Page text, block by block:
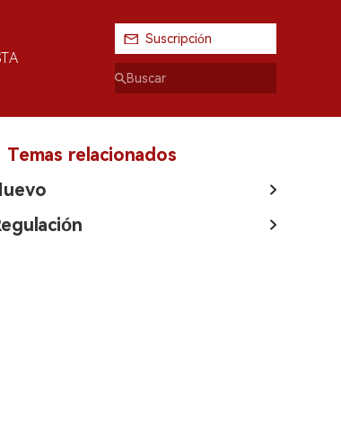
Suscripción
Temas relacionados